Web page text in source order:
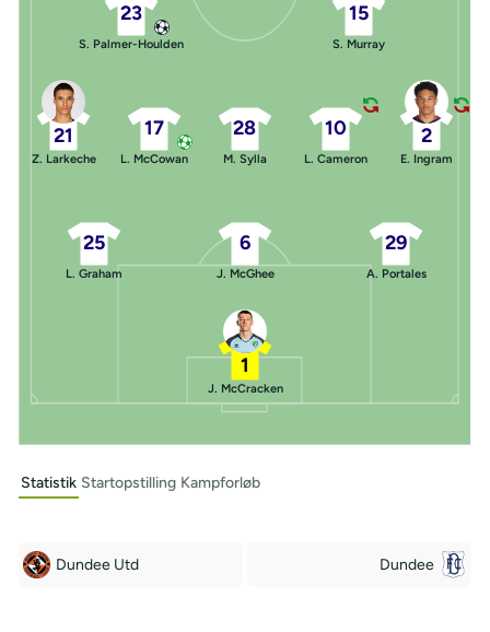
1
J. McCracken
25
L. Graham
6
J. McGhee
29
A. Portales
21
Z. Larkeche
17
L. McCowan
28
M. Sylla
10
L. Cameron
2
E. Ingram
23
S. Palmer-Houlden
15
S. Murray
Statistik Startopstilling Kampforløb
Dundee Utd Dundee